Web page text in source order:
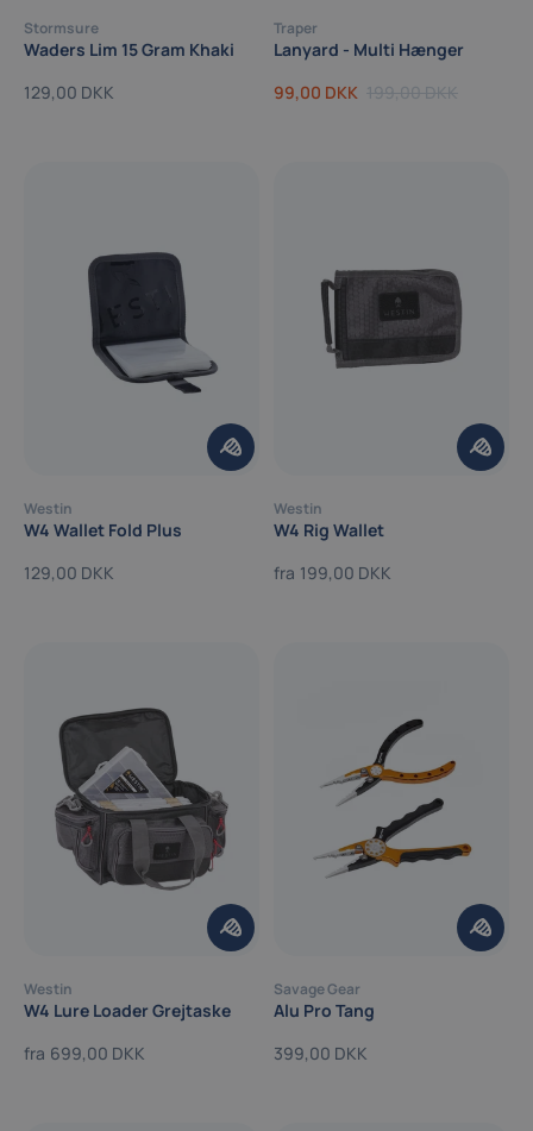
Stormsure
Waders Lim 15 Gram Khaki
129,00 DKK
Traper
Lanyard - Multi Hænger
99,00 DKK 199,00 DKK
Westin
W4 Wallet Fold Plus
129,00 DKK
Westin
W4 Rig Wallet
fra 199,00 DKK
Westin
W4 Lure Loader Grejtaske
fra 699,00 DKK
Savage Gear
Alu Pro Tang
399,00 DKK